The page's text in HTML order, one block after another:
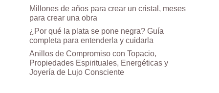
Millones de años para crear un cristal, meses
para crear una obra
¿Por qué la plata se pone negra? Guía
completa para entenderla y cuidarla
Anillos de Compromiso con Topacio,
Propiedades Espirituales, Energéticas y
Joyería de Lujo Consciente